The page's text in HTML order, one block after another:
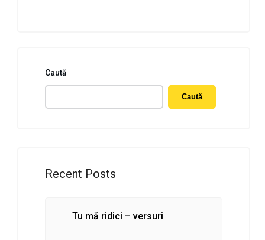
Caută
Caută
Recent Posts
Tu mă ridici – versuri